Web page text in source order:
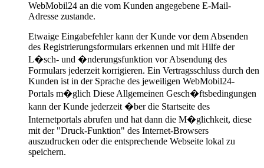
WebMobil24 an die vom Kunden angegebene E-Mail-
Adresse zustande.
Etwaige Eingabefehler kann der Kunde vor dem Absenden
des Registrierungsformulars erkennen und mit Hilfe der
L�sch- und �nderungsfunktion vor Absendung des
Formulars jederzeit korrigieren. Ein Vertragsschluss durch den
Kunden ist in der Sprache des jeweiligen WebMobil24-
Portals m�glich Diese Allgemeinen Gesch�ftsbedingungen
kann der Kunde jederzeit �ber die Startseite des
Internetportals abrufen und hat dann die M�glichkeit, diese
mit der "Druck-Funktion" des Internet-Browsers
auszudrucken oder die entsprechende Webseite lokal zu
speichern.